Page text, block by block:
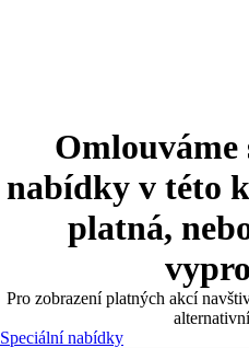
Omlouváme
nabídky v této
platná,
Pro zobrazení platných akcí
Speciální nabídky